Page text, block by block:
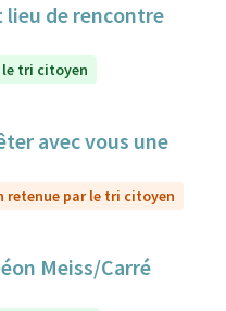
de rencontre
le tri citoyen
avec vous une
retenue par le tri citoyen
Meiss/Carré